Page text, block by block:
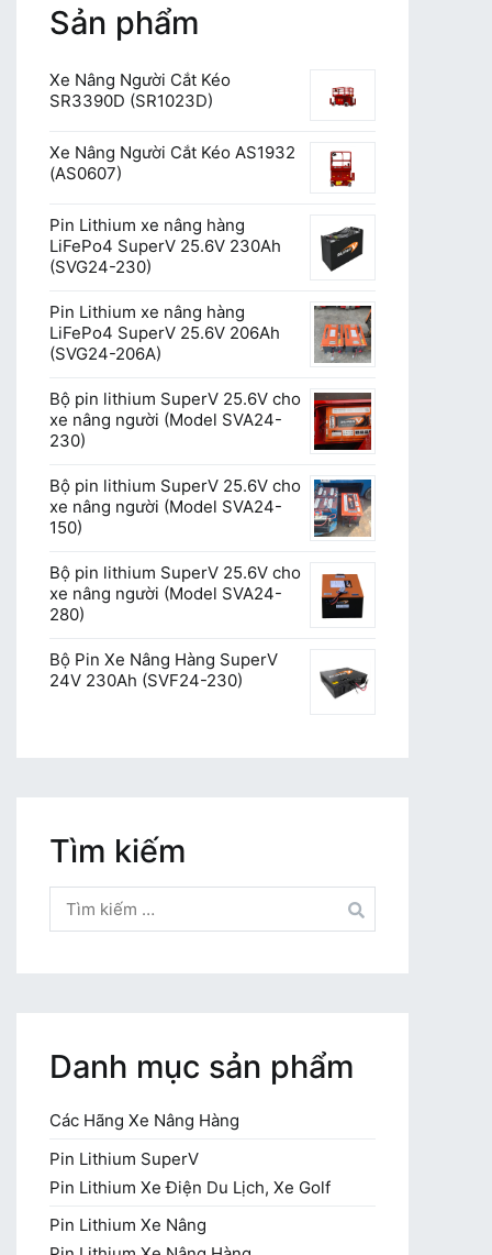
Sản phẩm
Xe Nâng Người Cắt Kéo
SR3390D (SR1023D)
Xe Nâng Người Cắt Kéo AS1932
(AS0607)
Pin Lithium xe nâng hàng
LiFePo4 SuperV 25.6V 230Ah
(SVG24-230)
Pin Lithium xe nâng hàng
LiFePo4 SuperV 25.6V 206Ah
(SVG24-206A)
Bộ pin lithium SuperV 25.6V cho
xe nâng người (Model SVA24-
230)
Bộ pin lithium SuperV 25.6V cho
xe nâng người (Model SVA24-
150)
Bộ pin lithium SuperV 25.6V cho
xe nâng người (Model SVA24-
280)
Bộ Pin Xe Nâng Hàng SuperV
24V 230Ah (SVF24-230)
Tìm kiếm
kiếm
cho:
Danh mục sản phẩm
Các Hãng Xe Nâng Hàng
Pin Lithium SuperV
Pin Lithium Xe Điện Du Lịch, Xe Golf
Pin Lithium Xe Nâng